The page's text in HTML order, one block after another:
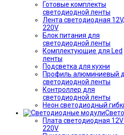
Готовые комплекты
светодиодной ленты
Лента светодиодная 12V,
220V
Блок питания для
светодиодной ленты
Комплектующие для Led
ленты
Подсветка для кухни
Профиль алюминиевый
светодиодной ленты
Контроллер для
светодиодной ленты
Неон светодиодный
Плата светодиодная 12V
220V